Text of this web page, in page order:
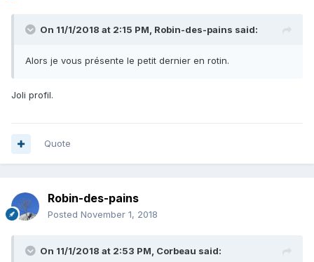
On 11/1/2018 at 2:15 PM, Robin-des-pains said:
Alors je vous présente le petit dernier en rotin.
Joli profil.
Quote
Robin-des-pains
Posted November 1, 2018
On 11/1/2018 at 2:53 PM, Corbeau said: